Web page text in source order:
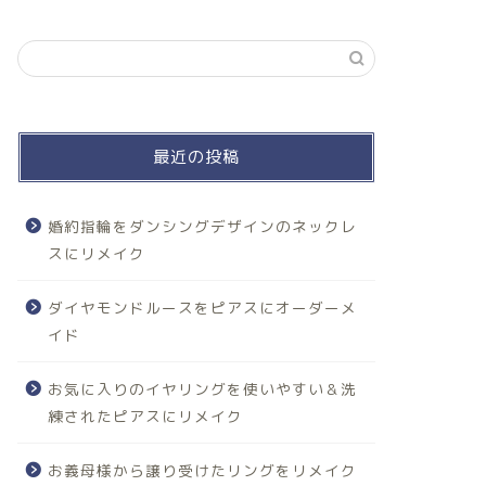
最近の投稿
婚約指輪をダンシングデザインのネックレ
スにリメイク
ダイヤモンドルースをピアスにオーダーメ
イド
お気に入りのイヤリングを使いやすい＆洗
練されたピアスにリメイク
お義母様から譲り受けたリングをリメイク